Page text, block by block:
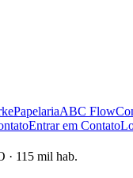
ABC Flow
Entrar em Contato
· 115 mil hab.